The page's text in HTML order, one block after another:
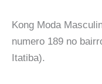
Kong Moda
numero 189 no
Itatiba).